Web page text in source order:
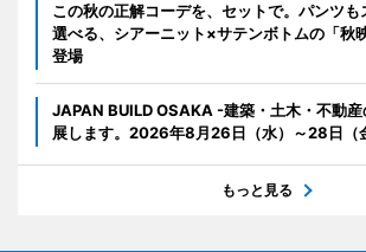
この秋の正解コーデを、セットで。パンツ
選べる、シアーニット×サテンボトムの「秋
登場
JAPAN BUILD OSAKA -建築・土木・不動
展します。2026年8月26日（水）～28日（
もっと見る